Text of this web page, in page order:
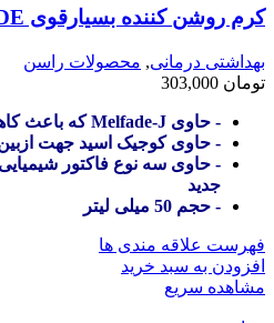
کرم روشن کننده بسیارقوی NEW MELFADE راسن
بهداشتی درمانی, محصولات راسن
تومان
- حاوی Melfade-J که باعث کاهش سنتزملانین می گردد
- حاوی کوجیک اسید جهت
- حاوی سه نوع فاکتور
جدید
- حجم 50 میلی لیتر
فهرست علاقه مندی ها
افزودن به سبد خرید
مشاهده سریع